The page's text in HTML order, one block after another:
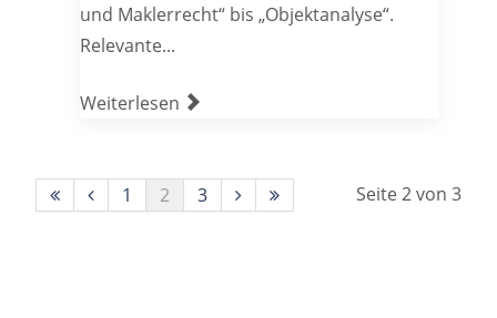
und Maklerrecht“ bis „Objektanalyse“.
Relevante...
Weiterlesen
Seite 2 von 3
1 2 3